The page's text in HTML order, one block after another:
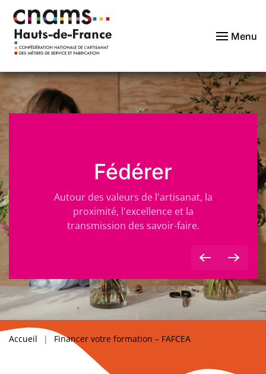
Passer au contenu principal Menu
Fédérer
Autour des valeurs de l'artisanat, la
proximité, l'excellence et la
transmission des savoir-faire.
Accueil Financer votre formation – FAFCEA